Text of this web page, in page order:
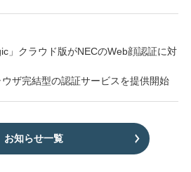
」クラウド版がNECのWeb顔認証に対
ザ完結型の認証サービスを提供開始
お知らせ一覧